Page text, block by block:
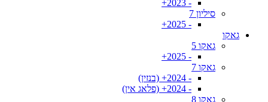
- 2023+
סיליון 7
- 2025+
גאקו
גאקו 5
- 2025+
גאקו 7
- 2024+ (בנזין)
- 2024+ (פלאג אין)
גאקו 8